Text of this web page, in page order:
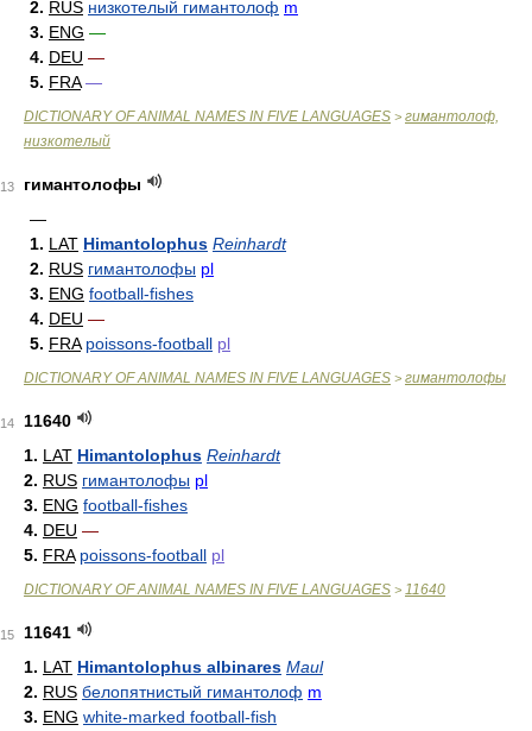
2. RUS низкотелый гимантолоф m
3. ENG —
4. DEU —
5. FRA —
DICTIONARY OF ANIMAL NAMES IN FIVE LANGUAGES > гимантолоф,
низкотелый
13
гимантолофы
—
1. LAT Himantolophus Reinhardt
2. RUS гимантолофы pl
3. ENG football-fishes
4. DEU —
5. FRA poissons-football pl
DICTIONARY OF ANIMAL NAMES IN FIVE LANGUAGES > гимантолофы
14
11640
1. LAT Himantolophus Reinhardt
2. RUS гимантолофы pl
3. ENG football-fishes
4. DEU —
5. FRA poissons-football pl
DICTIONARY OF ANIMAL NAMES IN FIVE LANGUAGES > 11640
15
11641
1. LAT Himantolophus albinares Maul
2. RUS белопятнистый гимантолоф m
3. ENG white-marked football-fish